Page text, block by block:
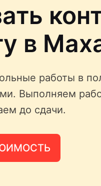
в
работы в
Выполняем
до сдачи.